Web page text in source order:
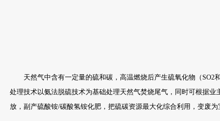
天然气中含有一定量的硫和碳，高温燃烧后产生硫氧化物（SO2
处理技术以氨法脱硫技术为基础处理天然气焚烧尾气，同时可根据
放，副产硫酸铵/碳酸氢铵化肥，把硫碳资源最大化综合利用，变废